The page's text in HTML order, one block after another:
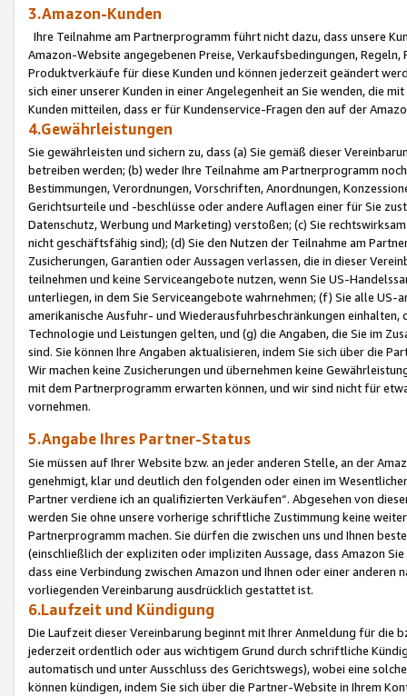
3.Amazon-Kunden
Ihre Teilnahme am Partnerprogramm führt nicht dazu, dass unsere
Amazon-Website angegebenen Preise, Verkaufsbedingungen,
Produktverkäufe für diese Kunden und können jederzeit geändert
sich einer unserer Kunden in einer Angelegenheit an Sie wenden, die
Kunden mitteilen, dass er für Kundenservice-Fragen den auf der
4.Gewährleistungen
Sie gewährleisten und sichern zu, dass (a) Sie gemäß dieser
betreiben werden; (b) weder Ihre Teilnahme am Partnerprogramm
Bestimmungen, Verordnungen, Vorschriften, Anordnungen,
Gerichtsurteile und -beschlüsse oder andere Auflagen einer für Sie
Datenschutz, Werbung und Marketing) verstoßen; (c) Sie
nicht geschäftsfähig sind); (d) Sie den Nutzen der Teilnahme am
Zusicherungen, Garantien oder Aussagen verlassen, die in dieser
teilnehmen und keine Serviceangebote nutzen, wenn Sie US-
unterliegen, in dem Sie Serviceangebote wahrnehmen; (f) Sie alle
amerikanische Ausfuhr- und Wiederausfuhrbeschränkungen
Technologie und Leistungen gelten, und (g) die Angaben, die Sie im
sind. Sie können Ihre Angaben aktualisieren, indem Sie sich über die
Wir machen keine Zusicherungen und übernehmen keine
mit dem Partnerprogramm erwarten können, und wir sind nicht für
vornehmen.
5.Angabe Ihres Partner-Status
Sie müssen auf Ihrer Website bzw. an jeder anderen Stelle, an der
genehmigt, klar und deutlich den folgenden oder einen im
Partner verdiene ich an qualifizierten Verkäufen“. Abgesehen von
werden Sie ohne unsere vorherige schriftliche Zustimmung keine
Partnerprogramm machen. Sie dürfen die zwischen uns und Ihnen
(einschließlich der expliziten oder impliziten Aussage, dass Amazon
dass eine Verbindung zwischen Amazon und Ihnen oder einer
vorliegenden Vereinbarung ausdrücklich gestattet ist.
6.Laufzeit und Kündigung
Die Laufzeit dieser Vereinbarung beginnt mit Ihrer Anmeldung für die
jederzeit ordentlich oder aus wichtigem Grund durch schriftliche
automatisch und unter Ausschluss des Gerichtswegs), wobei eine
können kündigen, indem Sie sich über die Partner-Website in Ihrem